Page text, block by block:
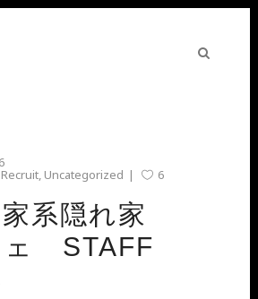
Recruit, Uncategorized 6
系隠れ家
ェ STAFF